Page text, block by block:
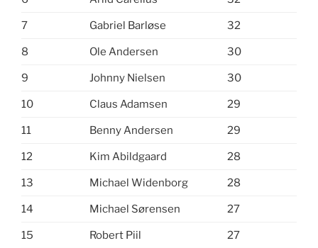
7 Gabriel Barløse 32
8 Ole Andersen 30
9 Johnny Nielsen 30
10 Claus Adamsen 29
11 Benny Andersen 29
12 Kim Abildgaard 28
13 Michael Widenborg 28
14 Michael Sørensen 27
15 Robert Piil 27